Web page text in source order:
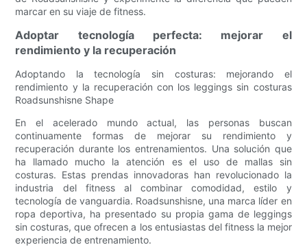
marcar en su viaje de fitness.
Adoptar tecnología perfecta: mejorar el
rendimiento y la recuperación
Adoptando la tecnología sin costuras: mejorando el
rendimiento y la recuperación con los leggings sin costuras
Roadsunshisne Shape
En el acelerado mundo actual, las personas buscan
continuamente formas de mejorar su rendimiento y
recuperación durante los entrenamientos. Una solución que
ha llamado mucho la atención es el uso de mallas sin
costuras. Estas prendas innovadoras han revolucionado la
industria del fitness al combinar comodidad, estilo y
tecnología de vanguardia. Roadsunshisne, una marca líder en
ropa deportiva, ha presentado su propia gama de leggings
sin costuras, que ofrecen a los entusiastas del fitness la mejor
experiencia de entrenamiento.